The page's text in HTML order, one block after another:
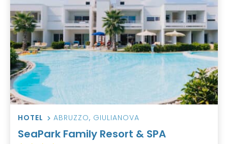
HOTEL ABRUZZO, GIULIANOVA
SeaPark Family Resort & SPA